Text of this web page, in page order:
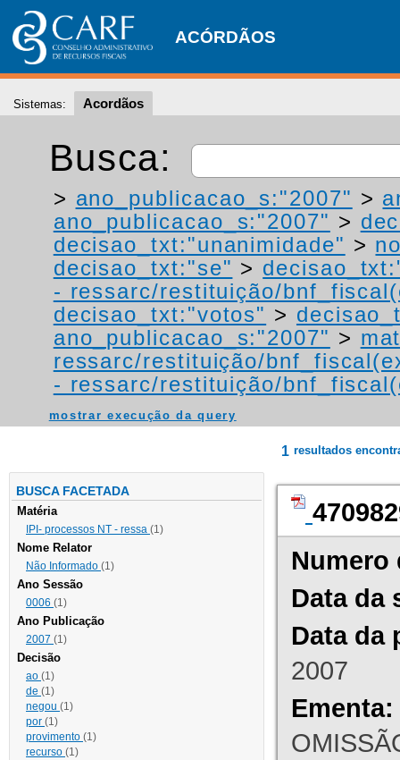
ACÓRDÃOS
Sistemas: Acordãos
Busca:
> ano_publicacao_s:"2007" >
ano_publicacao_s:"2007" >
decisao_txt:"unanimidade" >
decisao_txt:"se" >
- ressarc/restituição/
decisao_txt:"votos" >
ano_publicacao_s:"2007" >
ressarc/restituição/
- ressarc/restituição/
mostrar execução da query
BUSCA FACETADA
Matéria
IPI- processos NT - ressa (1)
Nome Relator
Não Informado (1)
Ano Sessão
0006 (1)
Ano Publicação
2007 (1)
Decisão
ao (1)
de (1)
negou (1)
por (1)
provimento (1)
recurso (1)
1 resultados
Numero
Data da
Data da
2007
Ementa: